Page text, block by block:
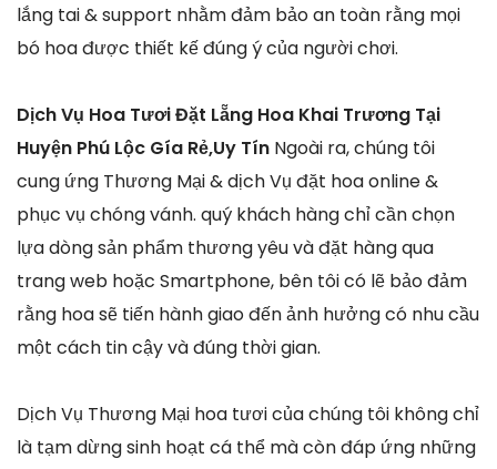
lắng tai & support nhằm đảm bảo an toàn rằng mọi
bó hoa được thiết kế đúng ý của người chơi.
Dịch Vụ Hoa Tươi Đặt Lẵng Hoa Khai Trương Tại
Huyện Phú Lộc Gía Rẻ,Uy Tín Ngoài ra, chúng tôi
cung ứng Thương Mại & dịch Vụ đặt hoa online &
phục vụ chóng vánh. quý khách hàng chỉ cần chọn
lựa dòng sản phẩm thương yêu và đặt hàng qua
trang web hoặc Smartphone, bên tôi có lẽ bảo đảm
rằng hoa sẽ tiến hành giao đến ảnh hưởng có nhu cầu
một cách tin cậy và đúng thời gian.
Dịch Vụ Thương Mại hoa tươi của chúng tôi không chỉ
là tạm dừng sinh hoạt cá thể mà còn đáp ứng những